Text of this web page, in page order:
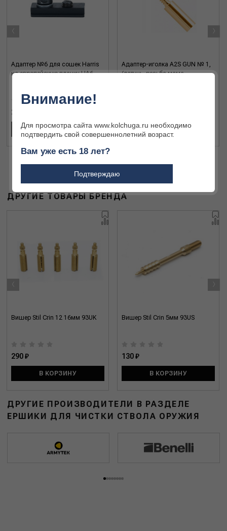
Адаптер №6 для сошек Harris
на европейскую планку HA6
2 491 ₽
В КОРЗИНУ
Адаптер-иголка A2S GUN № 1,
(латунь, резьба мама,
В КОРЗИНУ
‹ ›
ДРУГИЕ ТОВАРЫ БРЕНДА
Вишер Stil Crin 12 16мм 93UK
290 ₽
В КОРЗИНУ
Вишер Stil Crin 5мм 93US
130 ₽
В КОРЗИНУ
‹ ›
ДРУГИЕ ПРОИЗВОДИТЕЛИ В РАЗДЕЛЕ
ЕРШИКИ ДЛЯ ЧИСТКИ СТВОЛА ОРУЖИЯ
Внимание!
Для просмотра сайта www.kolchuga.ru необходимо
подтвердить свой совершеннолетний возраст.
Вам уже есть 18 лет?
Подтверждаю